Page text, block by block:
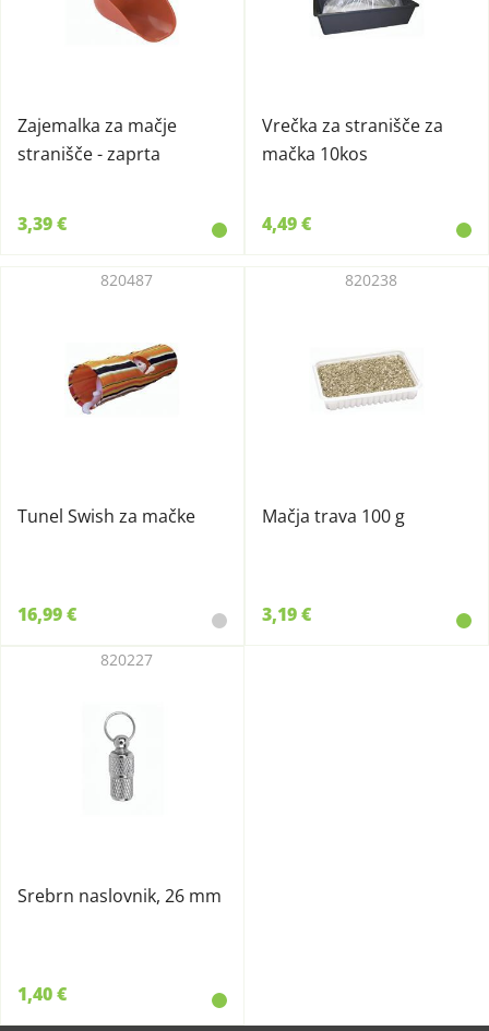
Zajemalka za mačje
stranišče - zaprta
3,39 €
Vrečka za stranišče za
mačka 10kos
4,49 €
Tunel Swish za mačke
820487
16,99 €
Mačja trava 100 g
820238
3,19 €
Srebrn naslovnik, 26 mm
820227
1,40 €